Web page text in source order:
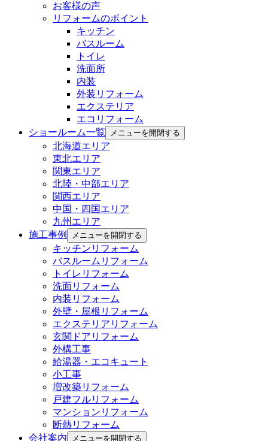
お客様の声
リフォームのポイント
キッチン
バスルーム
トイレ
洗面所
内装
外装リフォーム
エクステリア
エコリフォーム
ショールーム一覧
メニューを開閉する
北海道エリア
東北エリア
関東エリア
北陸・中部エリア
関西エリア
中国・四国エリア
九州エリア
施工事例
メニューを開閉する
キッチンリフォーム
バスルームリフォーム
トイレリフォーム
洗面リフォーム
内装リフォーム
外壁・屋根リフォーム
エクステリアリフォーム
玄関ドアリフォーム
外構工事
給湯器・エコキュート
小工事
増改築リフォーム
戸建フルリフォーム
マンションリフォーム
断熱リフォーム
会社案内
メニューを開閉する